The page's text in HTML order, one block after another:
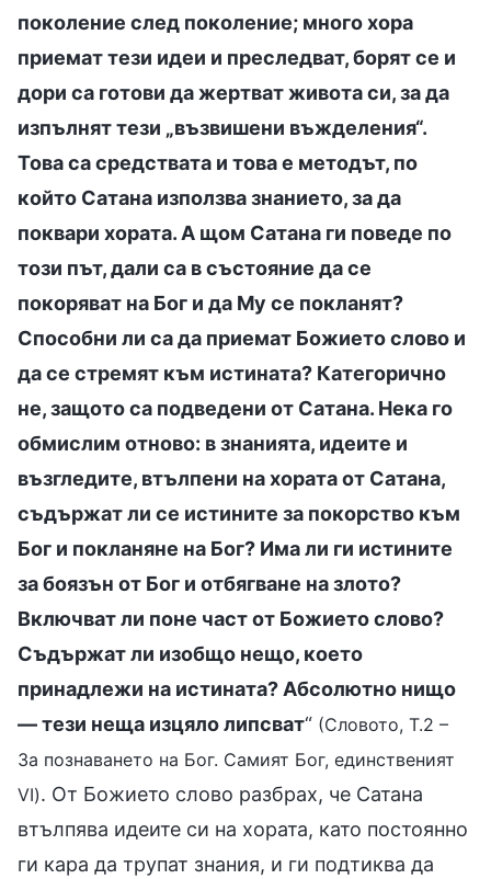
поколение след поколение; много хора
приемат тези идеи и преследват, борят се и
дори са готови да жертват живота си, за да
изпълнят тези „възвишени въжделения“.
Това са средствата и това е методът, по
който Сатана използва знанието, за да
поквари хората. А щом Сатана ги поведе по
този път, дали са в състояние да се
покоряват на Бог и да Му се покланят?
Способни ли са да приемат Божието слово и
да се стремят към истината? Категорично
не, защото са подведени от Сатана. Нека го
обмислим отново: в знанията, идеите и
възгледите, втълпени на хората от Сатана,
съдържат ли се истините за покорство към
Бог и покланяне на Бог? Има ли ги истините
за боязън от Бог и отбягване на злото?
Включват ли поне част от Божието слово?
Съдържат ли изобщо нещо, което
принадлежи на истината? Абсолютно нищо
— тези неща изцяло липсват“ (Словото, Т.2 –
За познаването на Бог. Самият Бог, единственият
VI). От Божието слово разбрах, че Сатана
втълпява идеите си на хората, като постоянно
ги кара да трупат знания, и ги подтиква да